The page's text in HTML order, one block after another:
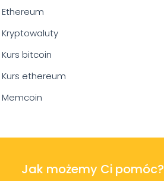
Ethereum
Kryptowaluty
Kurs bitcoin
Kurs ethereum
Memcoin
Jak możemy Ci pomóc?